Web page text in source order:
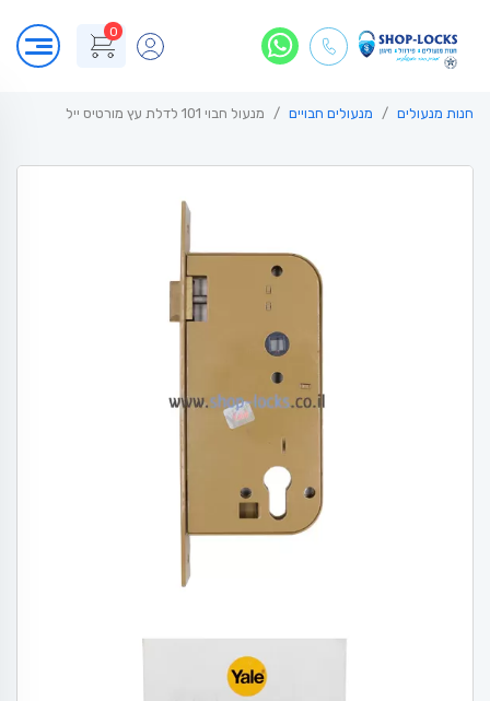
0
חנות מנעולים מנעולים חבויים מנעול חבוי 101 לדלת עץ מורטיס ייל